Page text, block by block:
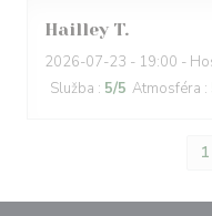
Hailley T
2026-07-23 - 19:00 -
Služba : 5/5 Atmosféra :
1